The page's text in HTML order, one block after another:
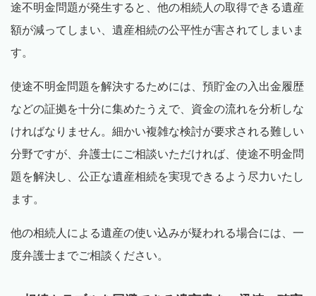
途不明金問題が発生すると、他の相続人の取得できる遺産
額が減ってしまい、遺産相続の公平性が害されてしまいま
す。
使途不明金問題を解決するためには、預貯金の入出金履歴
などの証拠を十分に集めたうえで、資金の流れを分析しな
ければなりません。細かい複雑な検討が要求される難しい
分野ですが、弁護士にご相談いただければ、使途不明金問
題を解決し、公正な遺産相続を実現できるよう尽力いたし
ます。
他の相続人による遺産の使い込みが疑われる場合には、一
度弁護士までご相談ください。